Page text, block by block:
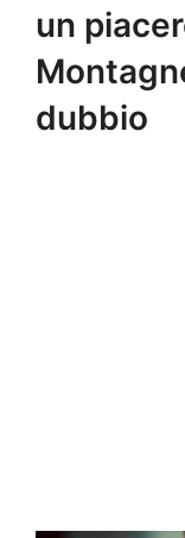
un
dubbio